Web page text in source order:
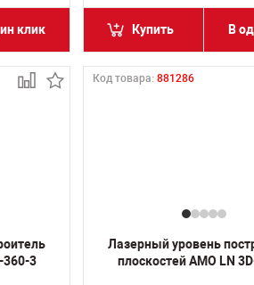
клик Купить В
360-3
Код товара:881286
Лазерный уровень
плоскостей AMO LN